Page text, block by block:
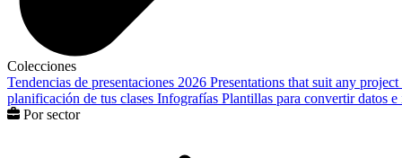
Colecciones
Tendencias de presentaciones 2026 Presentations that suit any project
planificación de tus clases Infografías Plantillas para convertir datos
Por sector